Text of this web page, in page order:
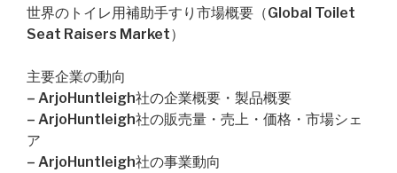
世界のトイレ用補助手すり市場概要（Global Toilet
Seat Raisers Market）
主要企業の動向
– ArjoHuntleigh社の企業概要・製品概要
– ArjoHuntleigh社の販売量・売上・価格・市場シェ
ア
– ArjoHuntleigh社の事業動向